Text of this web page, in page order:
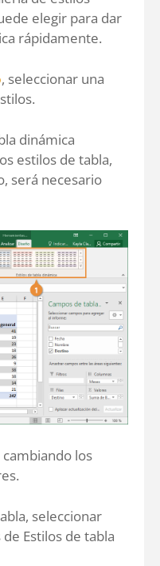
elegir para dar
rápidamente.
, seleccionar una
dinámica
estilos de tabla,
será necesario
cambiando los
seleccionar
Estilos de tabla